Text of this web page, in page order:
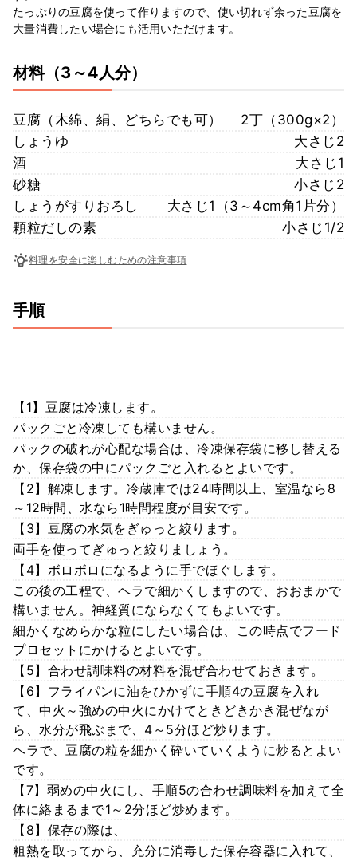
たっぷりの豆腐を使って作りますので、使い切れず余った豆腐を
大量消費したい場合にも活用いただけます。
材料（3～4人分）
豆腐（木綿、絹、どちらでも可）
2丁（300g×2）
しょうゆ
大さじ2
酒
大さじ1
砂糖
小さじ2
しょうがすりおろし
大さじ1（3～4cm角1片分）
顆粒だしの素
小さじ1/2
料理を安全に楽しむための注意事項
手順
【1】豆腐は冷凍します。
パックごと冷凍しても構いません。
パックの破れが心配な場合は、冷凍保存袋に移し替える
か、保存袋の中にパックごと入れるとよいです。
【2】解凍します。冷蔵庫では24時間以上、室温なら8
～12時間、水なら1時間程度が目安です。
【3】豆腐の水気をぎゅっと絞ります。
両手を使ってぎゅっと絞りましょう。
【4】ボロボロになるように手でほぐします。
この後の工程で、ヘラで細かくしますので、おおまかで
構いません。神経質にならなくてもよいです。
細かくなめらかな粒にしたい場合は、この時点でフード
プロセットにかけるとよいです。
【5】合わせ調味料の材料を混ぜ合わせておきます。
【6】フライパンに油をひかずに手順4の豆腐を入れ
て、中火～強めの中火にかけてときどきかき混ぜなが
ら、水分が飛ぶまで、4～5分ほど炒ります。
ヘラで、豆腐の粒を細かく砕いていくように炒るとよい
です。
【7】弱めの中火にし、手順5の合わせ調味料を加えて全
体に絡まるまで1～2分ほど炒めます。
【8】保存の際は、
粗熱を取ってから、充分に消毒した保存容器に入れて、